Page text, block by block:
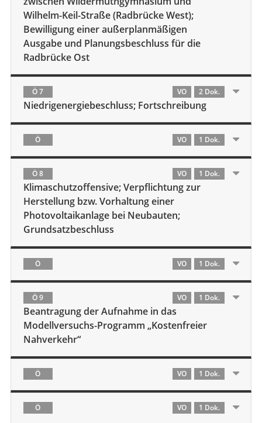
Wilhelm-Keil-Straße (Radbrücke West);
Bewilligung einer außerplanmäßigen
Ausgabe und Planungsbeschluss für die
Radbrücke Ost
Ö 7 VO 2 Dok.
Niedrigenergiebeschluss; Fortschreibung
Ö VO 1 Dok.
Ö 8 VO 1 Dok.
Klimaschutzoffensive; Verpflichtung zur
Herstellung bzw. Vorhaltung einer
Photovoltaikanlage bei Neubauten;
Grundsatzbeschluss
Ö VO 1 Dok.
Ö 9 VO 1 Dok.
Beantragung der Aufnahme in das
Modellversuchs-Programm „Kostenfreier
Nahverkehr“
Ö VO 1 Dok.
Ö VO 1 Dok.